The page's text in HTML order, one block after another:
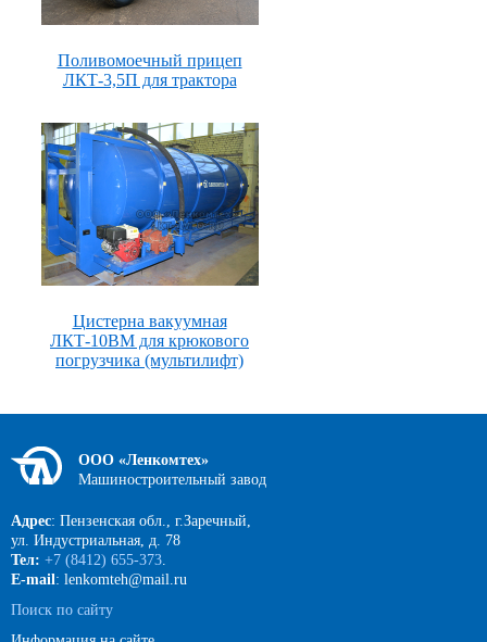
Поливомоечный прицеп
ЛКТ-3,5П для трактора
Цистерна вакуумная
ЛКТ-10ВМ для крюкового
погрузчика (мультилифт)
ООО «Ленкомтех»
Машиностроительный завод
Адрес: Пензенская обл., г.Заречный,
ул. Индустриальная, д. 78
Тел: +7 (8412) 655-373.
E-mail: lenkomteh@mail.ru
Поиск по сайту